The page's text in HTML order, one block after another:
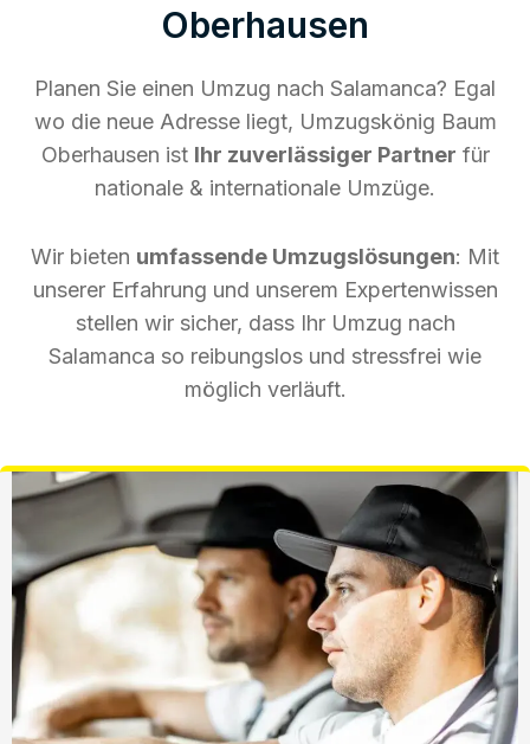
Oberhausen
Planen Sie einen Umzug nach Salamanca? Egal
wo die neue Adresse liegt, Umzugskönig Baum
Oberhausen ist Ihr zuverlässiger Partner für
nationale & internationale Umzüge.
Wir bieten umfassende Umzugslösungen: Mit
unserer Erfahrung und unserem Expertenwissen
stellen wir sicher, dass Ihr Umzug nach
Salamanca so reibungslos und stressfrei wie
möglich verläuft.